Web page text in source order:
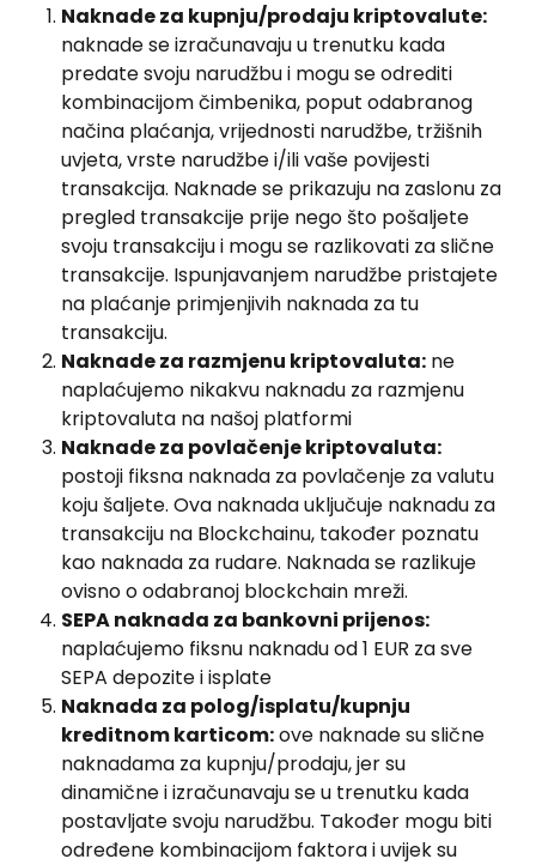
Naknade za kupnju/prodaju kriptovalute:
naknade se izračunavaju u trenutku kada
predate svoju narudžbu i mogu se odrediti
kombinacijom čimbenika, poput odabranog
načina plaćanja, vrijednosti narudžbe, tržišnih
uvjeta, vrste narudžbe i/ili vaše povijesti
transakcija. Naknade se prikazuju na zaslonu za
pregled transakcije prije nego što pošaljete
svoju transakciju i mogu se razlikovati za slične
transakcije. Ispunjavanjem narudžbe pristajete
na plaćanje primjenjivih naknada za tu
transakciju.
Naknade za razmjenu kriptovaluta: ne
naplaćujemo nikakvu naknadu za razmjenu
kriptovaluta na našoj platformi
Naknade za povlačenje kriptovaluta:
postoji fiksna naknada za povlačenje za valutu
koju šaljete. Ova naknada uključuje naknadu za
transakciju na Blockchainu, također poznatu
kao naknada za rudare. Naknada se razlikuje
ovisno o odabranoj blockchain mreži.
SEPA naknada za bankovni prijenos:
naplaćujemo fiksnu naknadu od 1 EUR za sve
SEPA depozite i isplate
Naknada za polog/isplatu/kupnju
kreditnom karticom: ove naknade su slične
naknadama za kupnju/prodaju, jer su
dinamične i izračunavaju se u trenutku kada
postavljate svoju narudžbu. Također mogu biti
određene kombinacijom faktora i uvijek su